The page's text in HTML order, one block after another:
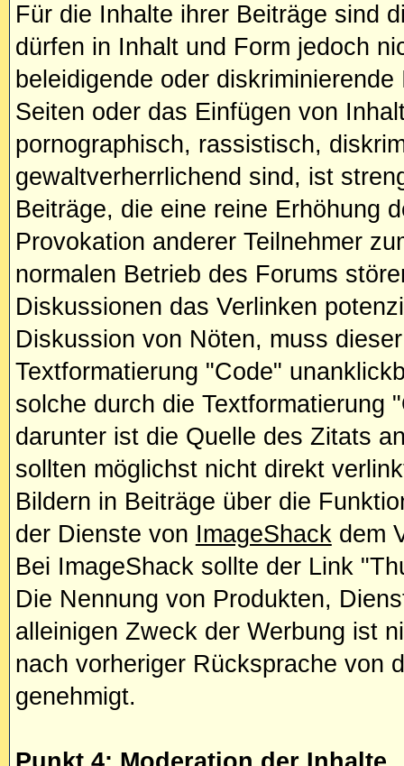
Für die Inhalte ihrer Beiträge sind
dürfen in Inhalt und Form jedoch
beleidigende oder
Seiten oder das Einfügen von
pornographisch, rassistisch,
gewaltverherrlichend sind, ist
Beiträge, die eine reine Erhöhung
Provokation anderer Teilnehmer
normalen Betrieb des Forums
Diskussionen das Verlinken
Diskussion von Nöten, muss
Textformatierung "Code"
solche durch die Textformatierung
darunter ist die Quelle des Zitats
sollten möglichst nicht direkt
Bildern in Beiträge über die
der Dienste von ImageShackdem
Bei ImageShack sollte der Link
Die Nennung von Produkten,
alleinigen Zweck der Werbung ist
nach vorheriger Rücksprache von
genehmigt.